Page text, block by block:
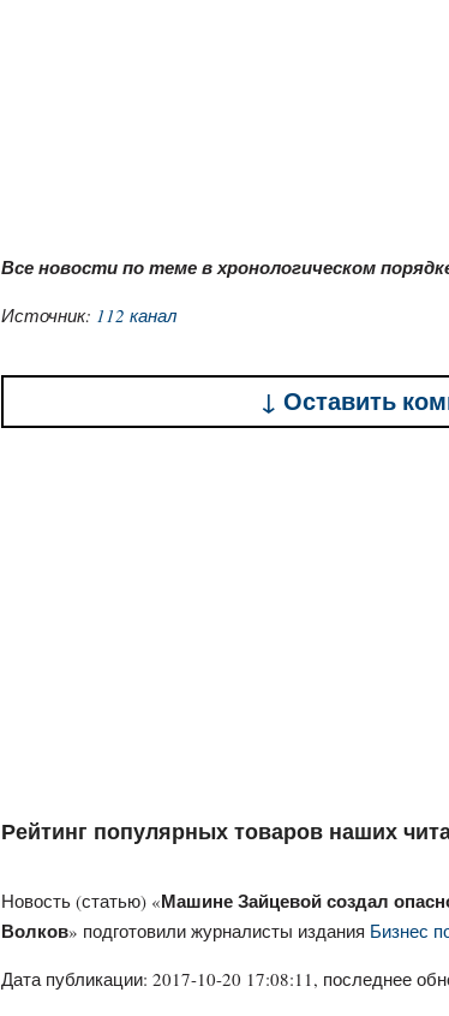
Все новости по теме в хронологическом
Источник: 112 канал
↓ Оставить
Рейтинг популярных товаров наших
Новость (статью) «Машине Зайцевой создал
Волков» подготовили журналисты издания Бизнес
Дата публикации: 2017-10-20 17:08:11, последнее